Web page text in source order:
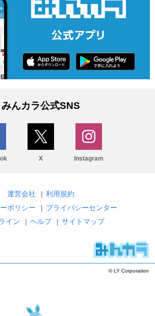
みんカラ公式SNS
X Instagram
運営会社 | 利用規約
ポリシー
| プライバシーセンター
イン
| ヘルプ | サイトマップ
© LY Corporation